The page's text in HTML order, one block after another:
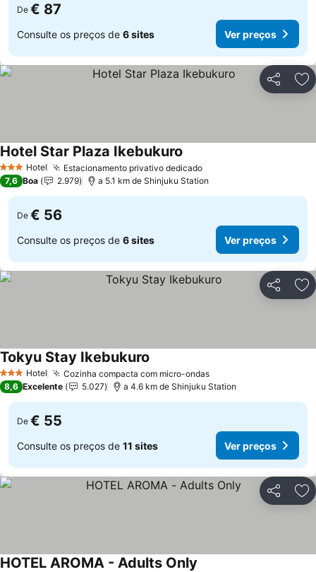
De € 87
Consulte os preços de 6 sites Ver preços
Partilhar
3 EstrelasHotel Estacionamento privativo dedicado
Hotel Star Plaza Ikebukuro
7,6 Boa 2.979 a 5.1 km de Shinjuku Station
De € 56
Consulte os preços de 6 sites Ver preços
Partilhar
3 EstrelasHotel Cozinha compacta com micro-ondas
Tokyu Stay Ikebukuro
8,6 Excelente 5.027 a 4.6 km de Shinjuku Station
De € 55
Consulte os preços de 11 sites Ver preços
Partilhar
HOTEL AROMA - Adults Only